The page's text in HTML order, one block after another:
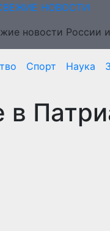
НОВОСТИ
новости России
Спорт Наука
в